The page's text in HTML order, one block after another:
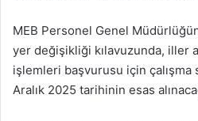
MEB Personel Genel
yer değişikliği kılavuzunda, iller
işlemleri başvurusu için çalışma
Aralık 2025 tarihinin esas